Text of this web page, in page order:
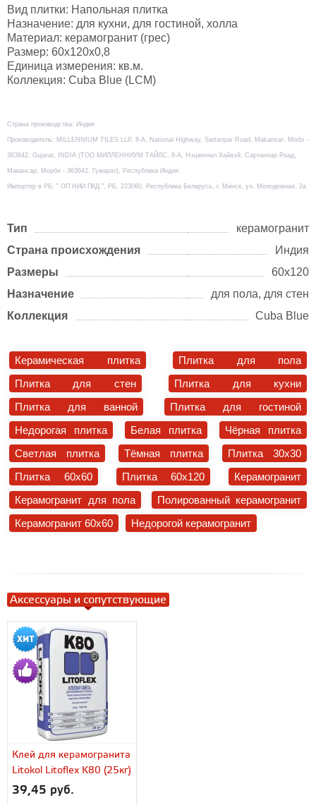
Вид плитки: Напольная плитка
Назначение: для кухни, для гостиной, холла
Материал: керамогранит (грес)
Размер: 60х120x0,8
Единица измерения: кв.м.
Коллекция: Cuba Blue (LCM)
Страна производства: Индия
Производитель: MILLENNIUM TILES LLP, 8-А, National Highway, Sartanpar Road, Makansar, Morbi -
363642, Gujarat, INDIA (TOO МИЛЛЕННИУМ ТАЙЛС, 8-А, Нэшионал Хайвэй, Сартанпар Роад,
Макансар, Морби - 363642, Гужарат), Республика Индия.
Импортер в РБ: " ОП НИИ ПКД ", РБ, 223060, Республика Беларусь, г. Минск, ул. Молодежная, 2а
Тип
керамогранит
Страна происхождения
Индия
Размеры
60х120
Назначение
для пола, для стен
Коллекция
Cuba Blue
Керамическая плитка
Плитка для пола
Плитка для стен
Плитка для кухни
Плитка для ванной
Плитка для гостиной
Недорогая плитка
Белая плитка
Чёрная плитка
Светлая плитка
Тёмная плитка
Плитка 30x30
Плитка 60x60
Плитка 60x120
Керамогранит
Керамогранит для пола
Полированный керамогранит
Керамогранит 60x60
Недорогой керамогранит
Аксессуары и сопутствующие
Клей для керамогранита
Litokol Litoflex K80 (25кг)
39,45 руб.